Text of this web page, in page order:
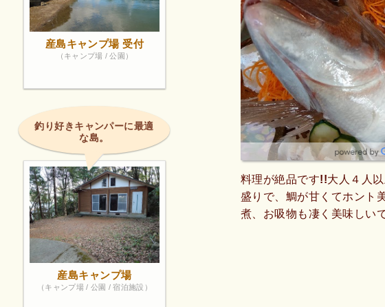
料理が絶品です!!大人４人
盛りで、鯛が甘くてホント
煮、お吸物も凄く美味しい
の壺焼きも美味しいですし
構お安く美味しい料理を食
産島キャンプ場 受付
（キャンプ場 / 公園）
釣り好きキャンパーに最適
な島。
産島キャンプ場
（キャンプ場 / 公園 / 宿泊施設）